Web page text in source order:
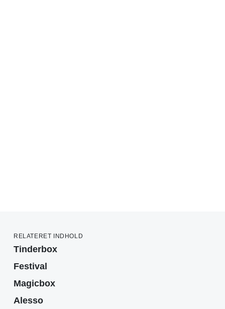
RELATERET INDHOLD
Tinderbox
Festival
Magicbox
Alesso